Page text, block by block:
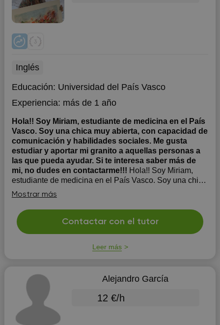
Inglés
Educación: Universidad del País Vasco
Experiencia: más de 1 año
Hola!! Soy Miriam, estudiante de medicina en el País
Vasco. Soy una chica muy abierta, con capacidad de
comunicación y habilidades sociales. Me gusta
estudiar y aportar mi granito a aquellas personas a
las que pueda ayudar. Si te interesa saber más de
mi, no dudes en contactarme!!! Hola!! Soy Miriam,
estudiante de medicina en el País Vasco. Soy una chica
muy abierta, con capacidad de comunicación y
habilidades sociales. Me gusta estudiar y aportar mi
granito a aquellas personas a las que pueda ayudar. Si
te interesa saber más de mi, no dudes en contactarme!!!
Mostrar más
Contactar con el tutor
Leer más
Alejandro García
12 €/h